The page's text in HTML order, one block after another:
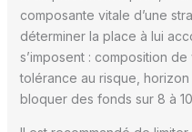
composante vitale d’une
déterminer la place à lui
s’imposent : composition
tolérance au risque,
bloquer des fonds sur 8 à